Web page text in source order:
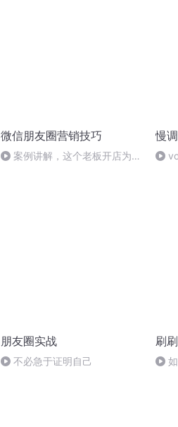
微信朋友圈营销技巧
案例讲解，这个老板开店为什
慢
朋友圈实战
不必急于证明自己
刷